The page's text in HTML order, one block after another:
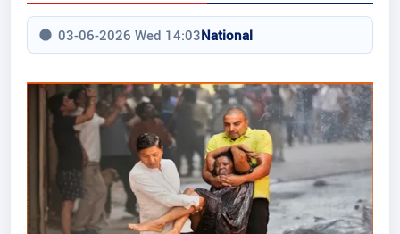
03-06-2026 Wed 14:03National